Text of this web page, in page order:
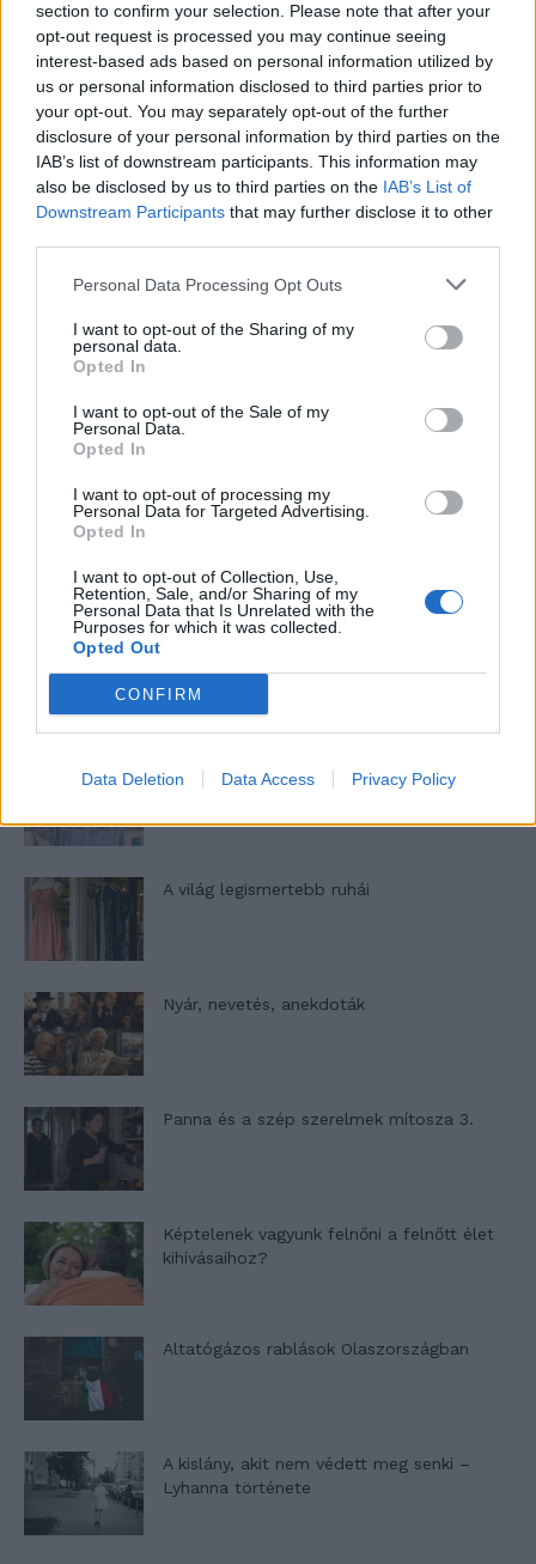
section to confirm your selection. Please note that after your
opt-out request is processed you may continue seeing
interest-based ads based on personal information utilized by
us or personal information disclosed to third parties prior to
your opt-out. You may separately opt-out of the further
disclosure of your personal information by third parties on the
IAB’s list of downstream participants. This information may
also be disclosed by us to third parties on the IAB’s List of
Downstream Participants that may further disclose it to other
Personal Data Processing Opt Outs
I want to opt-out of the Sharing of my
personal data.
Opted In
I want to opt-out of the Sale of my
Personal Data.
Opted In
I want to opt-out of processing my
Personal Data for Targeted Advertising.
Opted In
I want to opt-out of Collection, Use,
Retention, Sale, and/or Sharing of my
Personal Data that Is Unrelated with the
Purposes for which it was collected.
Opted Out
CONFIRM
Data Deletion Data Access Privacy Policy
Minka 12. rész
Minka 11. rész
Pedig szóltam… – Miért nem hiszünk a
gyűjteménye
13. rész
Woody Allen megosztó zsenialitása
A világ legismertebb ruhái
Nyár, nevetés, anekdoták
Panna és a szép szerelmek mítosza 3.
Képtelenek vagyunk felnőni a felnőtt élet
kihívásaihoz?
Altatógázos rablások Olaszországban
A kislány, akit nem védett meg senki –
Lyhanna története